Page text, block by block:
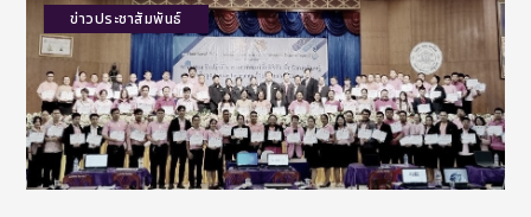
ข่าวประชาสัมพันธ์